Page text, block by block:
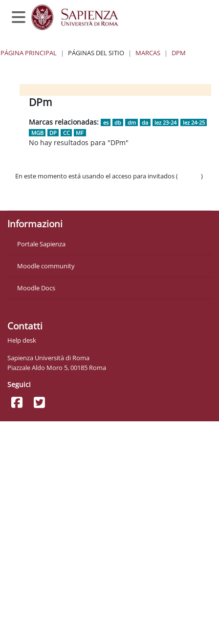
Salta al contenido principal
Panel lateral
PÁGINA PRINCIPAL PÁGINAS DEL SITIO MARCAS DPM
Bloques
Bloques
Bloques
Bloques
DPm
Marcas relacionadas: es db dm da lez 23-24
lez 24-25
MGB
DP CC MF
No hay resultados para "DPm"
En este momento está usando el acceso para invitados (
)
Informazioni
Portale Sapienza
Moodle community
Moodle Docs
Contatti
Help desk
Sapienza Università di Roma
Piazzale Aldo Moro 5, 00185 Roma
Seguici